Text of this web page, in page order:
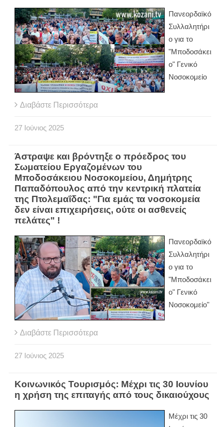
Πανεορδαϊκό
Συλλαλητήρι
ο για το
"Μποδοσάκει
ο" Γενικό
Νοσοκομείο
Διαβάστε Περισσότερα
27 Ιούνιος 2025
Άστραψε και βρόντηξε ο πρόεδρος του
Σωματείου Εργαζομένων του
Μποδοσάκειου Νοσοκομείου, Δημήτρης
Παπαδόπουλος από την κεντρική πλατεία
της Πτολεμαΐδας: "Για εμάς τα νοσοκομεία
δεν είναι επιχειρήσεις, ούτε οι ασθενείς
πελάτες" !
Πανεορδαϊκό
Συλλαλητήρι
ο για το
"Μποδοσάκει
ο" Γενικό
Νοσοκομείο"
Διαβάστε Περισσότερα
27 Ιούνιος 2025
Κοινωνικός Τουρισμός: Μέχρι τις 30 Ιουνίου
η χρήση της επιταγής από τους δικαιούχους
Μέχρι τις 30